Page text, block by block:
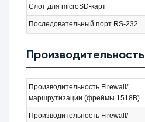
Слот для microSD-карт
Последовательный порт RS-232
Производительность
Производительность Firewall/
маршрутизации (фреймы 1518B)
Производительность Firewall/